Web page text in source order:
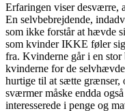
Erfaringen viser desværre,
En selvbebrejdende,
som ikke forstår at hævde
som kvinder IKKE føler
fra. Kvinderne går i en
kvinderne for de
hurtige til at sætte grænser,
sværmer måske endda
interesserede i penge og